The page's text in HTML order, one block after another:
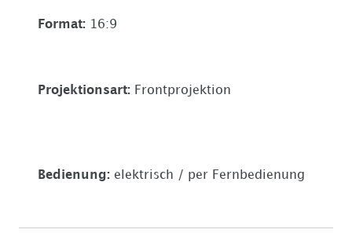
Format: 16:9
Projektionsart: Frontprojektion
Bedienung: elektrisch / per Fernbedienung